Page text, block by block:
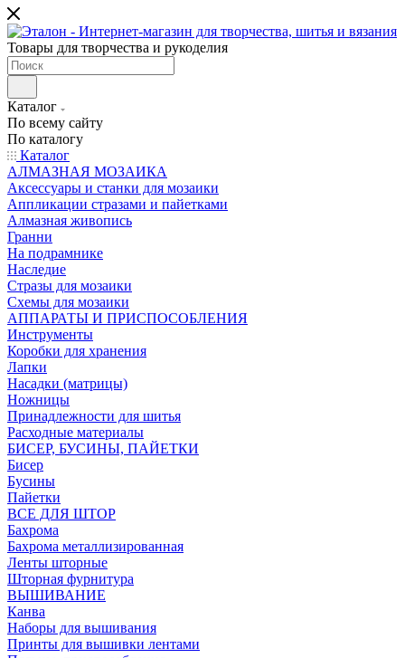
Товары для творчества и рукоделия
Каталог
По всему сайту
По каталогу
Каталог
АЛМАЗНАЯ МОЗАИКА
Аксессуары и станки для мозаики
Аппликации стразами и пайетками
Алмазная живопись
Гранни
На подрамнике
Наследие
Стразы для мозаики
Схемы для мозаики
АППАРАТЫ И ПРИСПОСОБЛЕНИЯ
Инструменты
Коробки для хранения
Лапки
Насадки (матрицы)
Ножницы
Принадлежности для шитья
Расходные материалы
БИСЕР, БУСИНЫ, ПАЙЕТКИ
Бисер
Бусины
Пайетки
ВСЕ ДЛЯ ШТОР
Бахрома
Бахрома металлизированная
Ленты шторные
Шторная фурнитура
ВЫШИВАНИЕ
Канва
Наборы для вышивания
Принты для вышивки лентами